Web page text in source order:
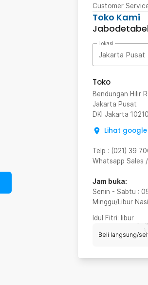
Customer
Toko Kami
Lokasi
Jakarta Pusat
Toko
Bendungan Hilir
Jakarta Pusat
DKI Jakarta 10210
Lihat
Telp : (021) 39
Whatsapp Sales
Jam buka:
Senin - Sabtu :
Minggu/Libur
Idul Fitri: libur
Beli langsung/